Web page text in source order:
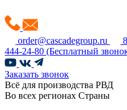
order@cascadegroup.ru
444-24-80 (Бесплатный
Заказать звонок
Всё для производства РВД
Во всех регионах Страны